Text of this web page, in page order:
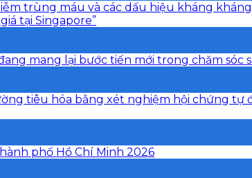
trùng máu và các dấu hiệu kháng
tại Singapore”
mang lại bước tiến mới trong chăm
tiêu hóa bằng xét nghiệm hội chứng tự
phố Hồ Chí Minh 2026